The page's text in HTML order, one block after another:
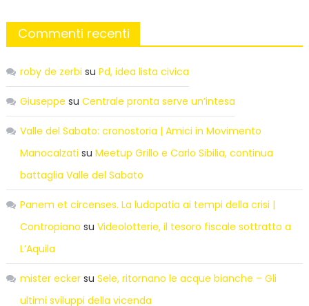
Commenti recenti
roby de zerbi su Pd, idea lista civica
Giuseppe su Centrale pronta serve un’intesa
Valle del Sabato: cronostoria | Amici in Movimento
Manocalzati su Meetup Grillo e Carlo Sibilia, continua
battaglia Valle del Sabato
Panem et circenses. La ludopatia ai tempi della crisi |
Contropiano su Videolotterie, il tesoro fiscale sottratto a
L’Aquila
mister eckersu Sele, ritornano le acque bianche – Gli
ultimi sviluppi della vicenda